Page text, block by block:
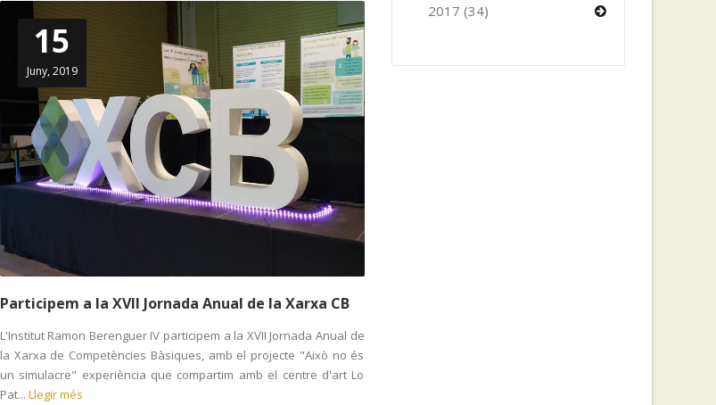
15
Juny, 2019
Participem a la XVII Jornada Anual de la Xarxa CB
L'Institut Ramon Berenguer IV participem a la XVII Jornada Anual de
la Xarxa de Competències Bàsiques, amb el projecte "Això no és
un simulacre" experiència que compartim amb el centre d'art Lo
Pat... Llegir més
2017 (34)